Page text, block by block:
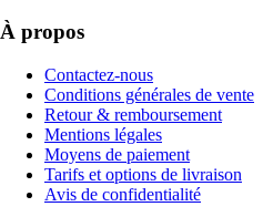
À propos
Contactez-nous
Conditions générales de vente
Retour & remboursement
Mentions légales
Moyens de paiement
Tarifs et options de livraison
Avis de confidentialité